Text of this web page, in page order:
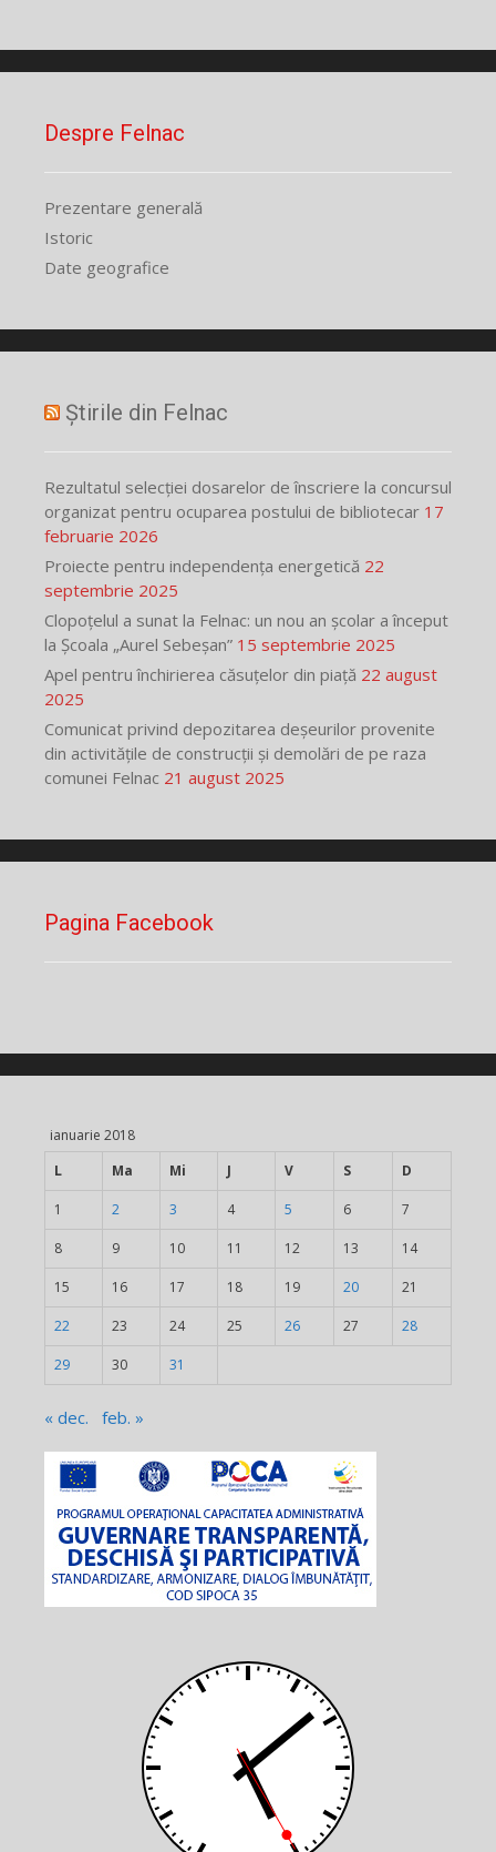
Despre Felnac
Prezentare generală
Istoric
Date geografice
Știrile din Felnac
Rezultatul selecției dosarelor de înscriere la concursul
organizat pentru ocuparea postului de bibliotecar 17
februarie 2026
Proiecte pentru independența energetică 22
septembrie 2025
Clopoțelul a sunat la Felnac: un nou an școlar a început
la Școala „Aurel Sebeșan” 15 septembrie 2025
Apel pentru închirierea căsuțelor din piață 22 august
2025
Comunicat privind depozitarea deșeurilor provenite
din activitățile de construcții și demolări de pe raza
comunei Felnac 21 august 2025
Pagina Facebook
ianuarie 2018
L
Ma Mi J V S D
1 2 3 4 5 6 7
8 9 10 11 12 13 14
15 16 17 18 19 20 21
22 23 24 25 26 27 28
29 30 31
« dec. feb. »